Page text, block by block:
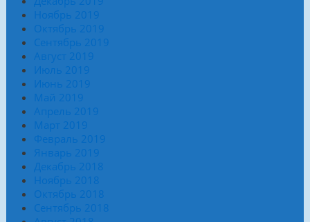
Ноябрь 2019
Октябрь 2019
Сентябрь 2019
Август 2019
Июль 2019
Июнь 2019
Май 2019
Апрель 2019
Март 2019
Февраль 2019
Январь 2019
Декабрь 2018
Ноябрь 2018
Октябрь 2018
Сентябрь 2018